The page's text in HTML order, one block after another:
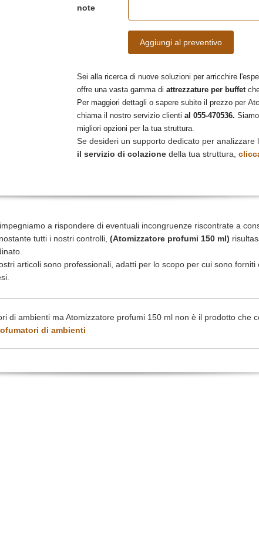
note
Aggiungi al preventivo
Sei alla ricerca di nuove soluzioni per arricchire
offre una vasta gamma di attrezzature per buffet
Per maggiori dettagli o sapere subito il prezzo per
chiama il nostro servizio clienti al 055-470536.
migliori opzioni per la tua struttura.
Se desideri un supporto dedicato per analizzare
il servizio di colazione della tua struttura,
a rispondere di eventuali incongruenze riscontrate a
tutti i nostri controlli, (Atomizzatore profumi 150 ml)
articoli sono professionali, adatti per lo scopo per cui sono
di ambienti ma Atomizzatore profumi 150 ml non è il prodotto che
di ambienti